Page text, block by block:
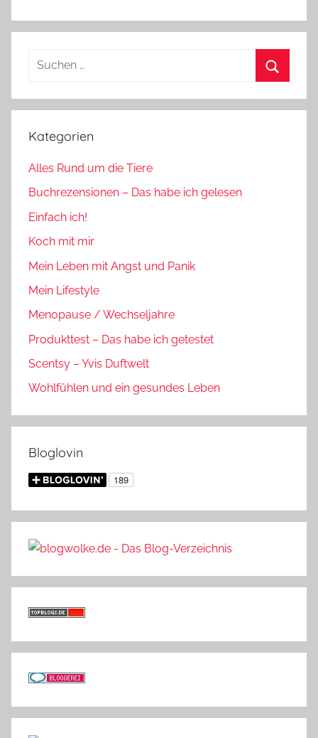
Suchen
Kategorien
Alles Rund um die Tiere
Buchrezensionen – Das habe ich gelesen
Einfach ich!
Koch mit mir
Mein Leben mit Angst und Panik
Mein Lifestyle
Menopause / Wechseljahre
Produkttest – Das habe ich getestet
Scentsy – Yvis Duftwelt
Wohlfühlen und ein gesundes Leben
Bloglovin